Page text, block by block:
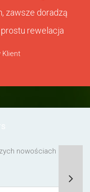
zawsze doradzą
prostu rewelacja
Klient
nowościach lub o